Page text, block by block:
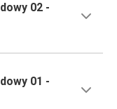
02 -
01 -